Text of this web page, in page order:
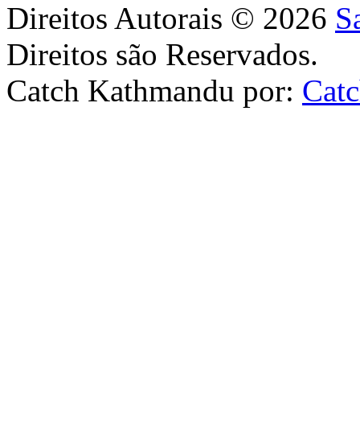
Direitos Autorais © 2026
Direitos são Reservados.
Catch Kathmandu por: